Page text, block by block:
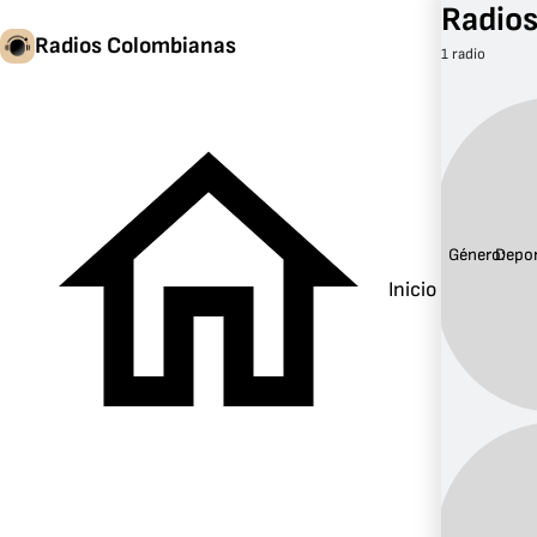
Radios Colombianas
Inicio
1 radio
Género: